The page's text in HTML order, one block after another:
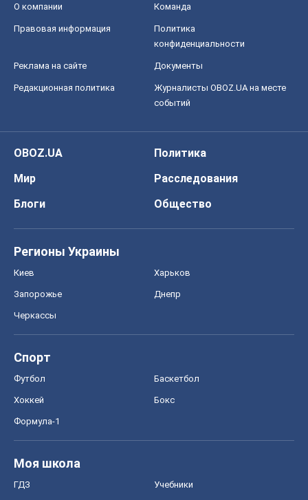
О компании Команда
Правовая информация
Политика
конфиденциальности
Реклама на сайте Документы
Редакционная политика
Журналисты OBOZ.UA на месте
событий
OBOZ.UA
Политика
Мир
Расследования
Блоги
Общество
Регионы Украины
Киев Харьков
Запорожье Днепр
Черкассы
Спорт
Футбол Баскетбол
Хоккей Бокс
Формула-1
Моя школа
ГДЗ Учебники